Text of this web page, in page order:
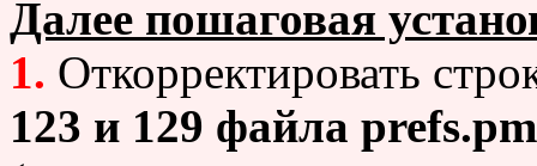
Далее пошаговая
1. Откорректировать
123 и 129 файла prefs.pm